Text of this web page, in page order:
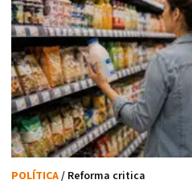
POLÍTICA/ Reforma critica